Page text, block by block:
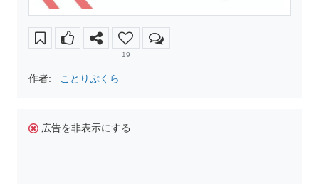
19
作者: ことりぷくら
広告を非表示にする